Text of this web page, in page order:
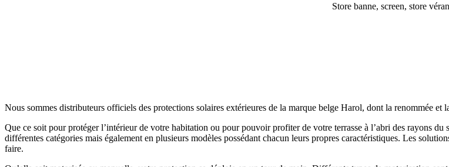
Store banne, screen, store
Nous sommes distributeurs officiels des protections solaires extérieures de la marque belge Harol, dont la renommée et
Que ce soit pour protéger l’intérieur de votre habitation ou pour pouvoir profiter de votre terrasse à l’abri des rayons
différentes catégories mais également en plusieurs modèles possédant chacun leurs propres caractéristiques. Les
faire.